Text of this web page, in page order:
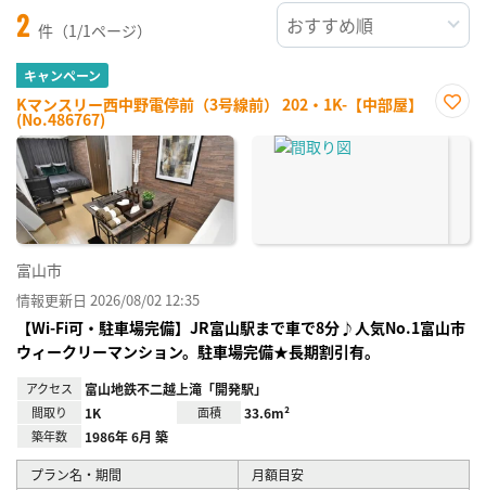
2 件（1/1ページ）
キャンペーン
Kマンスリー西中野電停前（3号線前） 202・1K-【中部屋】
(No.486767)
に入
富山市
情報更新日 2026/08/02 12:35
【Wi-Fi可・駐車場完備】JR富山駅まで車で8分♪人気No.1富山市
ウィークリーマンション。駐車場完備★長期割引有。
アクセス 富山地鉄不二越上滝「開発駅」
間取り 1K 面積 33.6m²
築年数 1986年 6月 築
プラン名・期間 月額目安